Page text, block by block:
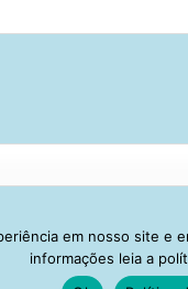
Visa PayPal
em nosso site
informações leia a